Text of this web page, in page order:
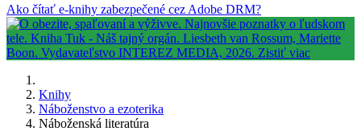
Ako čítať e-knihy zabezpečené cez Adobe DRM?
Knihy
Náboženstvo a ezoterika
Náboženská literatúra